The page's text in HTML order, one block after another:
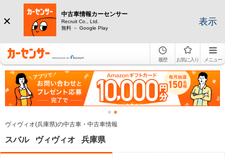
中古車情報カーセンサー
Recruit Co., Ltd.
無料 － Google Play
表示
履歴 お気に入り メニュー
ヴィヴィオ(兵庫県)の中古車・中古車情報
スバル ヴィヴィオ 兵庫県